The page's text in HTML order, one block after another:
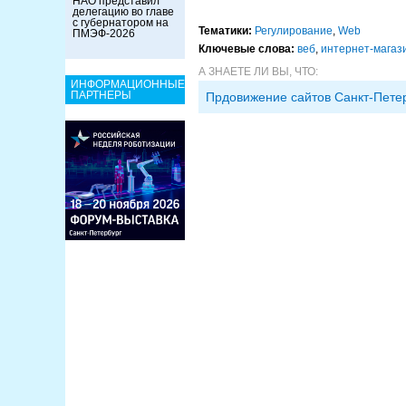
делегацию во главе
с губернатором на
ПМЭФ-2026
ИНФОРМАЦИОННЫЕ
ПАРТНЕРЫ
Тематики: Регулирование, Web
Ключевые слова: веб, интернет-
А ЗНАЕТЕ ЛИ ВЫ, ЧТО:
Прдовижение сайтов Санкт-